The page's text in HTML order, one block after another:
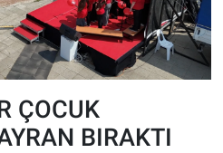
ÇOCUK
BIRAKTI